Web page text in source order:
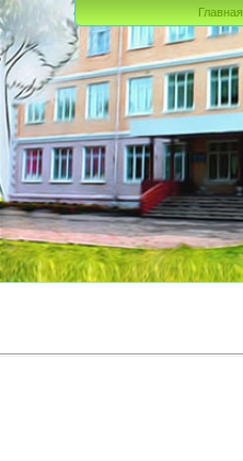
Главная